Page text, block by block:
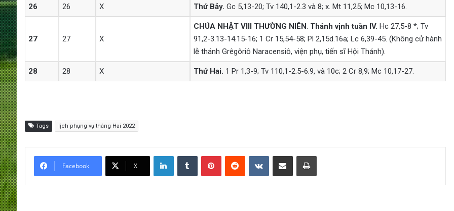
26 26 X Thứ Bảy. Gc 5,13-20; Tv 140,1-2.3 và 8; x. Mt 11,25; Mc 10,13-16.
27 27 X
CHÚA NHẬT VIII THƯỜNG NIÊN. Thánh vịnh tuần IV. Hc 27,5-8 *; Tv
91,2-3.13-14.15-16; 1 Cr 15,54-58; Pl 2,15d.16a; Lc 6,39-45. (Không cử hành
lễ thánh Grêgôriô Naracensiô, viện phụ, tiến sĩ Hội Thánh).
28 28 X Thứ Hai. 1 Pr 1,3-9; Tv 110,1-2.5-6.9, và 10c; 2 Cr 8,9; Mc 10,17-27.
Tags lịch phụng vụ tháng Hai 2022
Facebook X
LinkedIn Tumblr Pinterest Reddit VKontakte Share via Email Print